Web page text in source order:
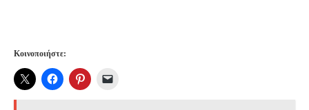
Κοινοποιήστε: